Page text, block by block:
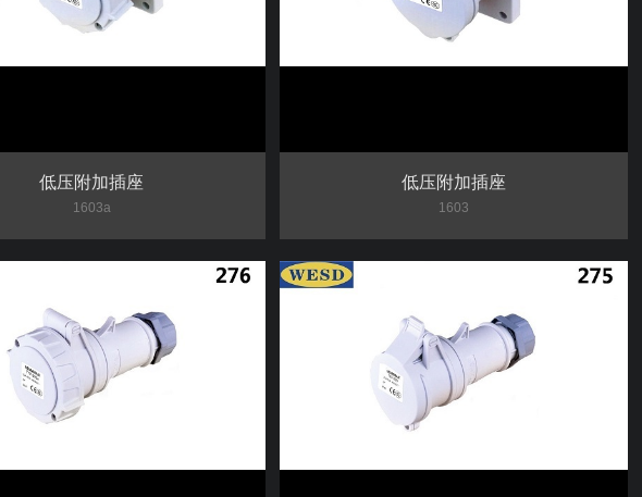
低压附加插座
1603a
低压附加插座
1603